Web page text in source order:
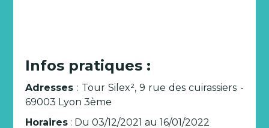
Infos pratiques :
Adresses : Tour Silex², 9 rue des cuirassiers -
69003 Lyon 3ème
Horaires : Du 03/12/2021 au 16/01/2022